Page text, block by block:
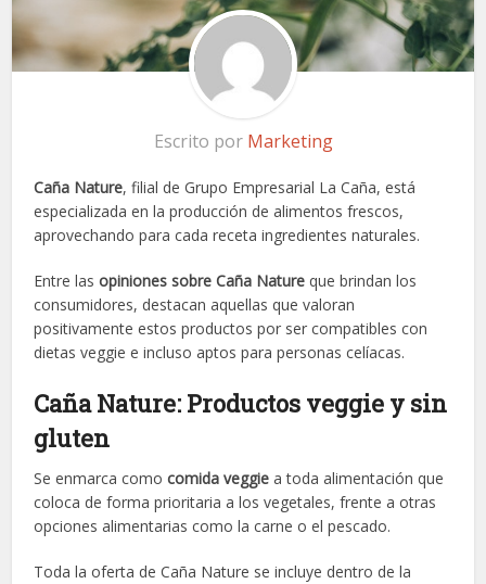
Escrito por Marketing
Caña Nature, filial de Grupo Empresarial La Caña, está
especializada en la producción de alimentos frescos,
aprovechando para cada receta ingredientes naturales.
Entre lasopiniones sobre Caña Nature que brindan los
consumidores, destacan aquellas que valoran
positivamente estos productos por ser compatibles con
dietas veggie e incluso aptos para personas celíacas.
Caña Nature: Productos veggie y sin
gluten
Se enmarca comocomida veggie a toda alimentación que
coloca de forma prioritaria a los vegetales, frente a otras
opciones alimentarias como la carne o el pescado.
Toda la oferta de Caña Nature se incluye dentro de la